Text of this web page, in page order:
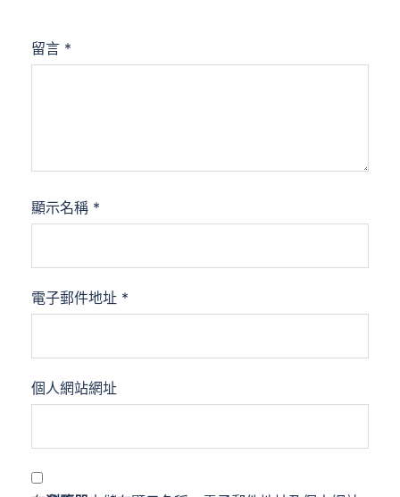
留言 *
顯示名稱 *
電子郵件地址 *
個人網站網址